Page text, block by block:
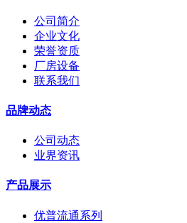
公司简介
企业文化
荣誉资质
厂房设备
联系我们
品牌动态
公司动态
业界资讯
产品展示
优普流通系列